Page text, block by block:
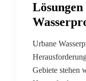
Urbane
Gebiete stehen